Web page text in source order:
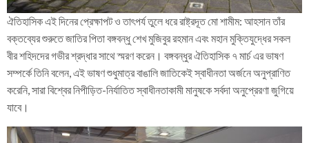
ঐতিহাসিক এই দিনের প্রেক্ষাপট ও তাৎপর্য তুলে ধরে রাষ্ট্রদূত মো শামীম: আহসান তাঁর
বক্তব্যের শুরুতে জাতির পিতা বঙ্গবন্ধু শেখ মুজিবুর রহমান এবং মহান মুক্তিযুদ্ধের সকল
বীর শহিদদের গভীর শ্রদ্ধার সাথে স্মরণ করেন। বঙ্গবন্ধুর ঐতিহাসিক ৭ মার্চ এর ভাষণ
সম্পর্কে তিনি বলেন, এই ভাষণ শুধুমাত্র বাঙালি জাতিকেই স্বাধীনতা অর্জনে অনুপ্রাণিত
করেনি, সারা বিশ্বের নিপীড়িত-নির্যাতিত স্বাধীনতাকামী মানুষকে সর্বদা অনুপ্রেরণা জুগিয়ে
যাবে।